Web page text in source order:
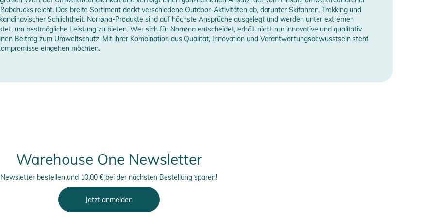
Band
YKK®-Reißverschlüssen
Reißverschlüssen und Mesh
anzeigen
reicht. Das breite Sortiment deckt verschiedene Outdoor-Aktivitäten ab, darunter Skifahren, Trekking und
Schlichtheit. Norrøna-Produkte sind auf höchste Ansprüche ausgelegt und werden unter extremen
um bestmögliche Leistung zu bieten. Wer sich für Norrøna entscheidet, erhält nicht nur innovative und qualitativ
Beitrag zum Umweltschutz. Mit ihrer Kombination aus Qualität, Innovation und Verantwortungsbewusstsein steht
eingehen möchten.
Warehouse One Newsletter
Newsletter bestellen und 10,00 € bei der nächsten Bestellung sparen!
Jetzt anmelden